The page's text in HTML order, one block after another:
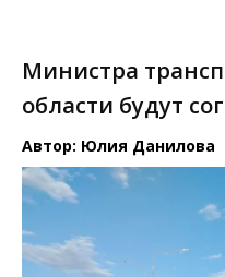
Министра
области будут
Автор: Юлия Данилова